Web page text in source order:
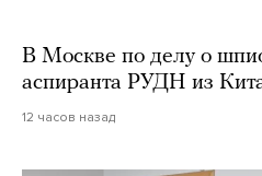
В Москве по делу о
аспиранта РУДН из
12 часов назад